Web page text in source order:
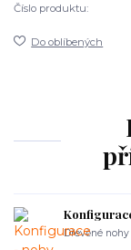
Číslo produktu:
Do oblíbených
Dřevěné nohy